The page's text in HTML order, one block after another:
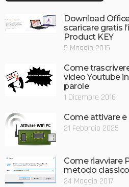
Download
scaricare gratis
Product KEY
5 Maggio 2015
Come
video Youtube
parole
1 Dicembre 2016
Come attivare e
21 Febbraio 2025
Come riavviare
metodo
24 Maggio 2017